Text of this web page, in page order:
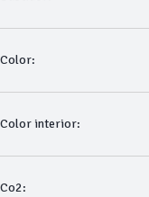
Color:
Color interior:
Co2: